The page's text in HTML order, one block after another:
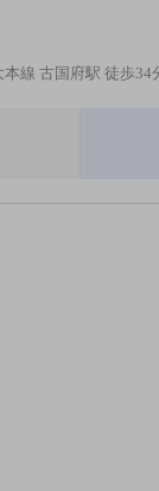
本線 古国府駅 徒歩34